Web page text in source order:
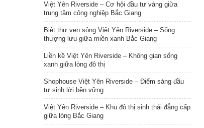
Việt Yên Riverside – Cơ hội đầu tư vàng giữa
trung tâm công nghiệp Bắc Giang
Biệt thự ven sông Việt Yên Riverside – Sống
thượng lưu giữa miền xanh Bắc Giang
Liền kề Việt Yên Riverside – Không gian sống
xanh giữa lòng đô thị
Shophouse Việt Yên Riverside – Điểm sáng đầu
tư sinh lời bền vững
Việt Yên Riverside – Khu đô thị sinh thái đẳng cấp
giữa lòng Bắc Giang